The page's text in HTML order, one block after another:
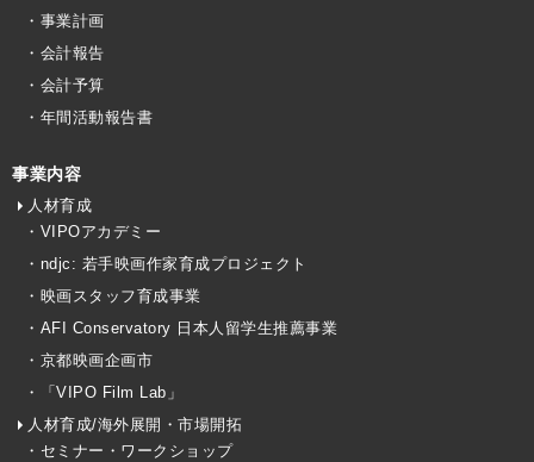
・事業計画
・会計報告
・会計予算
・年間活動報告書
事業内容
人材育成
・VIPOアカデミー
・ndjc: 若手映画作家育成プロジェクト
・映画スタッフ育成事業
・AFI Conservatory 日本人留学生推薦事業
・京都映画企画市
・「VIPO Film Lab」
人材育成/海外展開・市場開拓
・セミナー・ワークショップ